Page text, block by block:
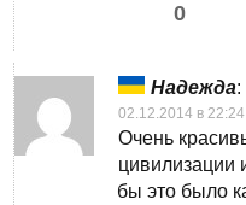
0
Надежда:
02.12.2014 в 22:24
Очень
бы это было